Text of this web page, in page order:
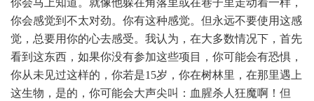
你会马上知道。就像他躲在角落里或在巷子里走动着一样，
你会感觉到不太对劲。你有这种感觉。但永远不要使用这感
觉，总要用你的心去感受。我认为，在大多数情况下，首先
看到这东西，如果你没有参加这些项目，你可能会有恐惧，
你从未见过这样的，你若是15岁，你在树林里，在那里遇上
这生物，是的，你可能会大声尖叫：血腥杀人狂魔啊！但